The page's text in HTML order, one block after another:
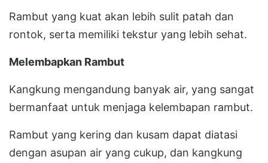
Rambut yang kuat akan lebih sulit patah dan
rontok, serta memiliki tekstur yang lebih sehat.
Melembapkan Rambut
Kangkung mengandung banyak air, yang sangat
bermanfaat untuk menjaga kelembapan rambut.
Rambut yang kering dan kusam dapat diatasi
dengan asupan air yang cukup, dan kangkung